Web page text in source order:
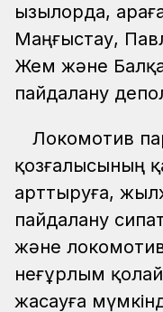
Қызылорда,
Маңғыстау,
Жем және
пайдалану
Локомотив
қозғалысының
арттыруға,
пайдалану
және
неғұрлым
жасауға